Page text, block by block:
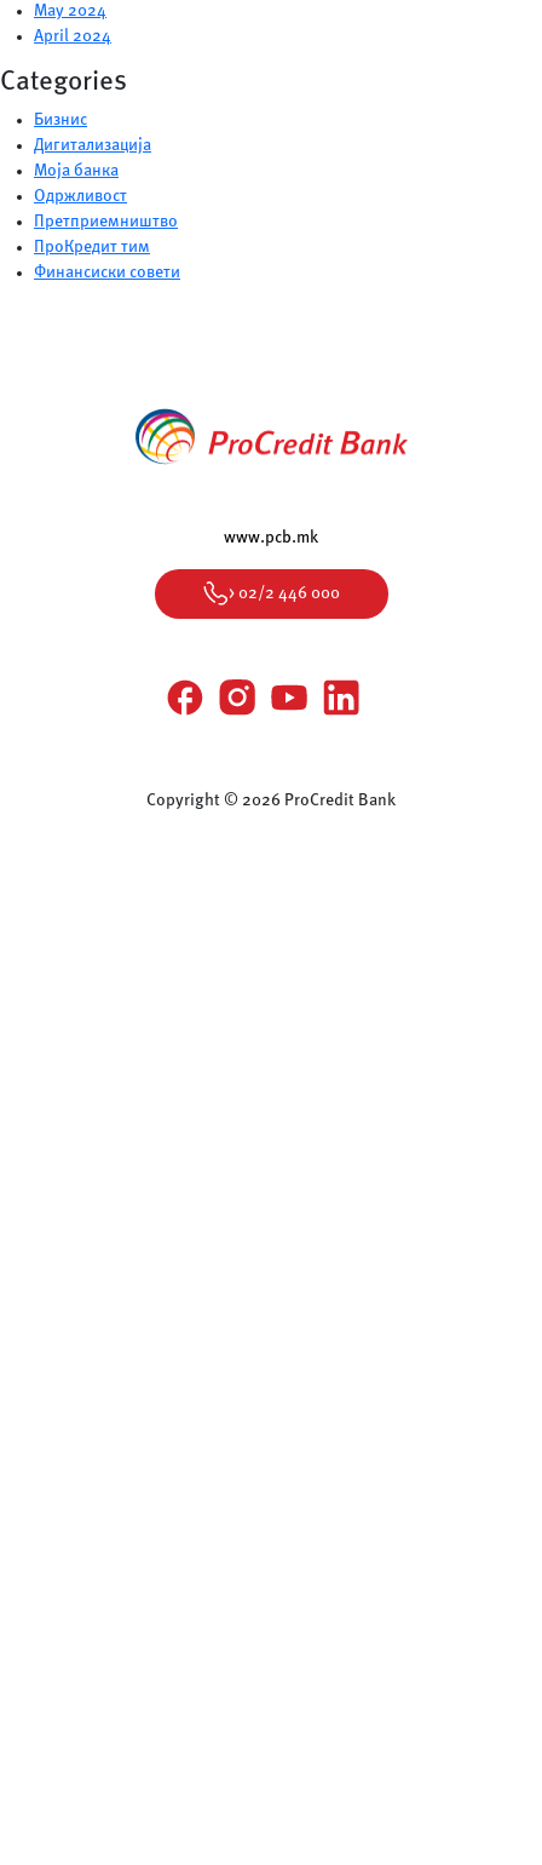
May 2024
April 2024
Categories
Бизнис
Дигитализација
Моја банка
Одржливост
Претприемништво
ПроКредит тим
Финансиски совети
www.pcb.mk
> 02/2 446 000
Copyright © 2026 ProCredit Bank